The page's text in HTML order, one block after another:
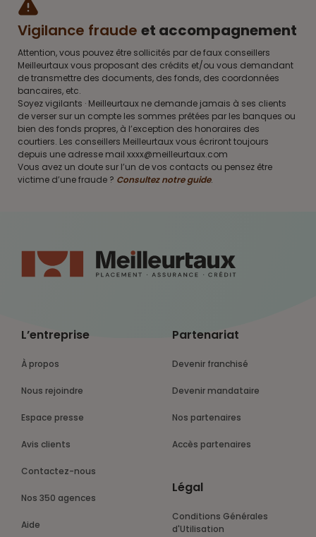
Vigilance fraude et accompagnement
Attention, vous pouvez être sollicités par de faux conseillers
Meilleurtaux vous proposant des crédits et/ou vous demandant
de transmettre des documents, des fonds, des coordonnées
bancaires, etc.
Soyez vigilants · Meilleurtaux ne demande jamais à ses clients
de verser sur un compte les sommes prêtées par les banques ou
bien des fonds propres, à l’exception des honoraires des
courtiers. Les conseillers Meilleurtaux vous écriront toujours
depuis une adresse mail xxxx@meilleurtaux.com
Vous avez un doute sur l’un de vos contacts ou pensez être
victime d’une fraude ? Consultez notre guide.
L’entreprise
À propos
Nous rejoindre
Espace presse
Avis clients
Contactez-nous
Nos 350 agences
Aide
Partenariat
Devenir franchisé
Devenir mandataire
Nos partenaires
Accès partenaires
Légal
Conditions Générales
d'Utilisation